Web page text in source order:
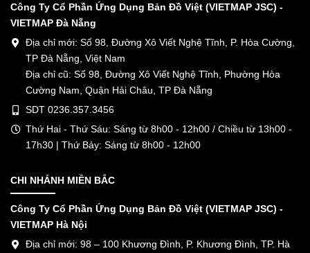
Công Ty Cổ Phần Ứng Dụng Bản Đồ Việt (VIETMAP JSC) -
VIETMAP Đà Nẵng
Địa chỉ mới: Số 98, Đường Xô Viết Nghệ Tĩnh, P. Hòa Cường,
TP Đà Nẵng, Việt Nam
Địa chỉ cũ: Số 98, Đường Xô Viết Nghệ Tĩnh, Phường Hòa
Cường Nam, Quận Hải Châu, TP Đà Nẵng
SDT 0236.357.3456
Thứ Hai - Thứ Sáu: Sáng từ 8h00 - 12h00 / Chiều từ 13h00 -
17h30 | Thứ Bảy: Sáng từ 8h00 - 12h00
CHI NHÁNH MIỀN BẮC
Công Ty Cổ Phần Ứng Dụng Bản Đồ Việt (VIETMAP JSC) -
VIETMAP Hà Nội
Địa chỉ mới: 98 – 100 Khương Đình, P. Khương Đình, TP. Hà